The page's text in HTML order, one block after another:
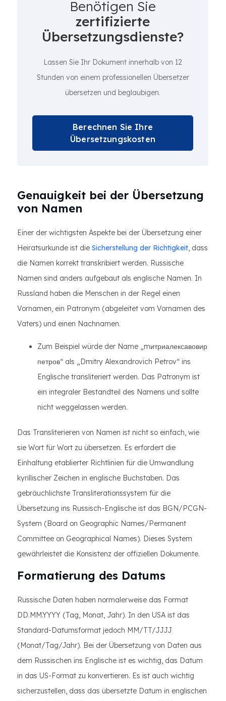
Benötigen Sie
zertifizierte
Übersetzungsdienste?
Lassen Sie Ihr Dokument innerhalb von 12
Stunden von einem professionellen Übersetzer
übersetzen und beglaubigen.
Berechnen Sie Ihre
Übersetzungskosten
Genauigkeit bei der Übersetzung
von Namen
Einer der wichtigsten Aspekte bei der Übersetzung einer
Heiratsurkunde ist die Sicherstellung der Richtigkeit, dass
die Namen korrekt transkribiert werden. Russische
Namen sind anders aufgebaut als englische Namen. In
Russland haben die Menschen in der Regel einen
Vornamen, ein Patronym (abgeleitet vom Vornamen des
Vaters) und einen Nachnamen.
Zum Beispiel würde der Name „mитриалексавовир
петров“ als „Dmitry Alexandrovich Petrov“ ins
Englische transliteriert werden. Das Patronym ist
ein integraler Bestandteil des Namens und sollte
nicht weggelassen werden.
Das Transliterieren von Namen ist nicht so einfach, wie
sie Wort für Wort zu übersetzen. Es erfordert die
Einhaltung etablierter Richtlinien für die Umwandlung
kyrillischer Zeichen in englische Buchstaben. Das
gebräuchlichste Transliterationssystem für die
Übersetzung ins Russisch-Englische ist das BGN/PCGN-
System (Board on Geographic Names/Permanent
Committee on Geographical Names). Dieses System
gewährleistet die Konsistenz der offiziellen Dokumente.
Formatierung des Datums
Russische Daten haben normalerweise das Format
DD.MM.YYYY (Tag, Monat, Jahr). In den USA ist das
Standard-Datumsformat jedoch MM/TT/JJJJ
(Monat/Tag/Jahr). Bei der Übersetzung von Daten aus
dem Russischen ins Englische ist es wichtig, das Datum
in das US-Format zu konvertieren. Es ist auch wichtig
sicherzustellen, dass das übersetzte Datum in englischen